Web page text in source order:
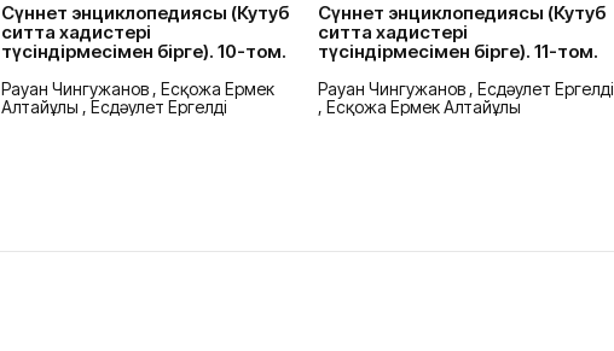
Сүннет энциклопедиясы (Кутуб
ситта хадистері
түсіндірмесімен бірге). 10-том.
Рауан Чингужанов , Есқожа Ермек
Алтайұлы , Есдәулет Ергелді
Сүннет энциклопедиясы (Кутуб
ситта хадистері
түсіндірмесімен бірге). 11-том.
Рауан Чингужанов , Есдәулет Ергелді
, Есқожа Ермек Алтайұлы